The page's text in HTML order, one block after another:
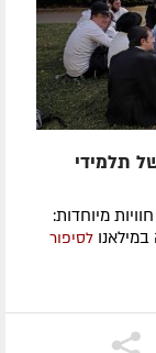
תלמידי
מיוחדות:
לסיפור